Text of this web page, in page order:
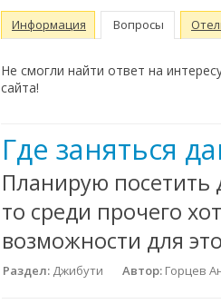
Информация Вопросы
Не смогли найти ответ на
сайта!
Где заняться
Планирую посетить
то среди прочего
возможности для
Раздел: Джибути Автор: Горцев